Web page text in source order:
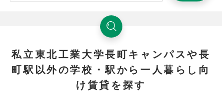
私立東北工業大学長町キャンパスや長
町駅以外の学校・駅から一人暮らし向
け賃貸を探す